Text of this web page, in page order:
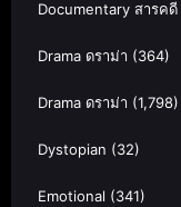
Documentary สารคดี
Drama ดราม่า (364)
Drama ดราม่า (1,798)
Dystopian (32)
Emotional (341)